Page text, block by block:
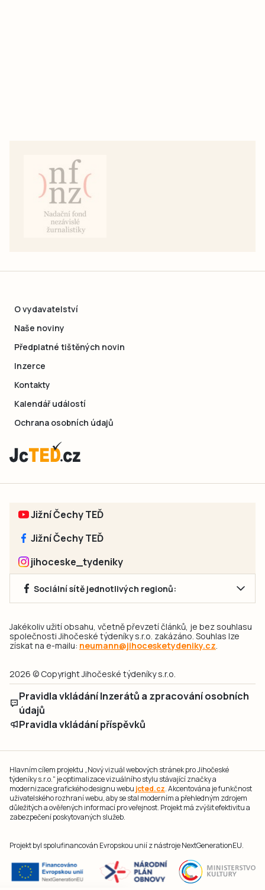
O vydavatelství
Naše noviny
Předplatné tištěných novin
Inzerce
Kontakty
Kalendář událostí
Ochrana osobních údajů
Jižní Čechy TEĎ
Jižní Čechy TEĎ
jihoceske_tydeniky
Sociální sítě jednotlivých regionů:
Jakékoliv užití obsahu, včetně převzetí článků, je bez souhlasu
společnosti Jihočeské týdeníky s.r.o. zakázáno. Souhlas lze
získat na e-mailu: neumann@jihocesketydeniky.cz.
2026 © Copyright Jihočeské týdeníky s.r.o.
Pravidla vkládání Inzerátů a zpracování osobních
údajů
Pravidla vkládání příspěvků
Hlavním cílem projektu „Nový vizuál webových stránek pro Jihočeské
týdeníky s.r.o." je optimalizace vizuálního stylu stávající značky a
modernizace grafického designu webu jcted.cz. Akcentována je funkčnost
uživatelského rozhraní webu, aby se stal moderním a přehledným zdrojem
důležitých a ověřených informací pro veřejnost. Projekt má zvýšit efektivitu a
zabezpečení poskytovaných služeb.
Projekt byl spolufinancován Evropskou unií z nástroje NextGenerationEU.